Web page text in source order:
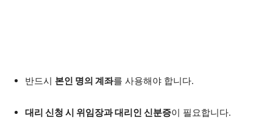
반드시 본인 명의 계좌를 사용해야 합니다.
대리 신청 시 위임장과 대리인 신분증이 필요합니다.